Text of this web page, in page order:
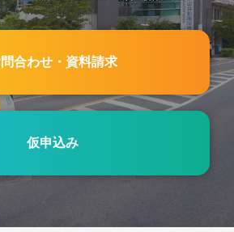
申し込みに必要なものは？事前
と」
2025.12.16
必見】後悔しない自動車学校の
ェックリスト7選
合わせ・資料請求
仮申込み